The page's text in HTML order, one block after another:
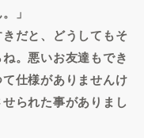
」
だと、どうしてもそ
。悪いお友達もでき
仕様がありませんけ
られた事がありまし